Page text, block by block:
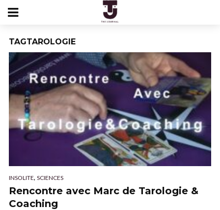
TAGTAROLOGIE
INSOLITE, SCIENCES
Rencontre avec Marc de Tarologie &
Coaching